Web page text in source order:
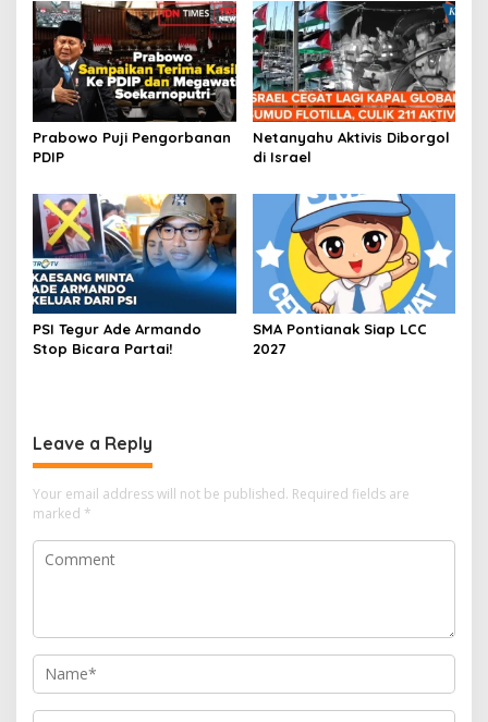
Prabowo Puji Pengorbanan
PDIP
Netanyahu Aktivis Diborgol
di Israel
PSI Tegur Ade Armando
Stop Bicara Partai!
SMA Pontianak Siap LCC
2027
Leave a Reply
Your email address will not be published. Required fields are
marked *